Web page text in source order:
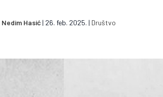
Nedim Hasić| 26. feb. 2025. | Društvo